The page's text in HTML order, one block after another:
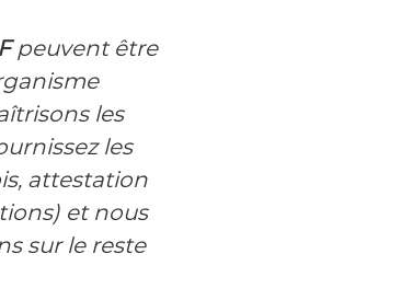
peuvent être
les
les
attestation
et nous
sur le reste